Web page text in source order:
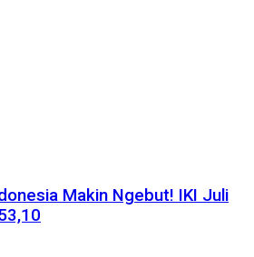
Makin Ngebut! IKI Juli